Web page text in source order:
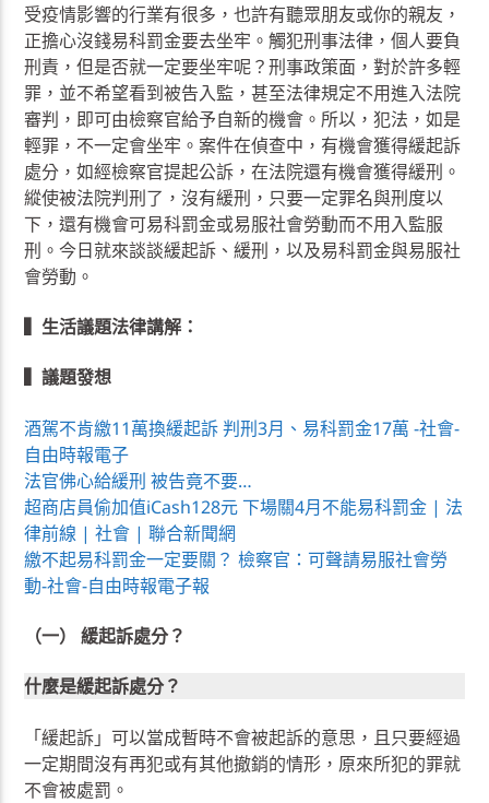
受疫情影響的行業有很多，也許有聽眾朋友或你的親友，
正擔心沒錢易科罰金要去坐牢。觸犯刑事法律，個人要負
刑責，但是否就一定要坐牢呢？刑事政策面，對於許多輕
罪，並不希望看到被告入監，甚至法律規定不用進入法院
審判，即可由檢察官給予自新的機會。所以，犯法，如是
輕罪，不一定會坐牢。案件在偵查中，有機會獲得緩起訴
處分，如經檢察官提起公訴，在法院還有機會獲得緩刑。
縱使被法院判刑了，沒有緩刑，只要一定罪名與刑度以
下，還有機會可易科罰金或易服社會勞動而不用入監服
刑。今日就來談談緩起訴、緩刑，以及易科罰金與易服社
會勞動。
▍生活議題法律講解：
▍議題發想
酒駕不肯繳11萬換緩起訴 判刑3月、易科罰金17萬 -社會-
自由時報電子
法官佛心給緩刑 被告竟不要…
超商店員偷加值iCash128元 下場關4月不能易科罰金 | 法
律前線 | 社會 | 聯合新聞網
繳不起易科罰金一定要關？ 檢察官：可聲請易服社會勞
動-社會-自由時報電子報
（一） 緩起訴處分？
什麼是緩起訴處分？
「緩起訴」可以當成暫時不會被起訴的意思，且只要經過
一定期間沒有再犯或有其他撤銷的情形，原來所犯的罪就
不會被處罰。